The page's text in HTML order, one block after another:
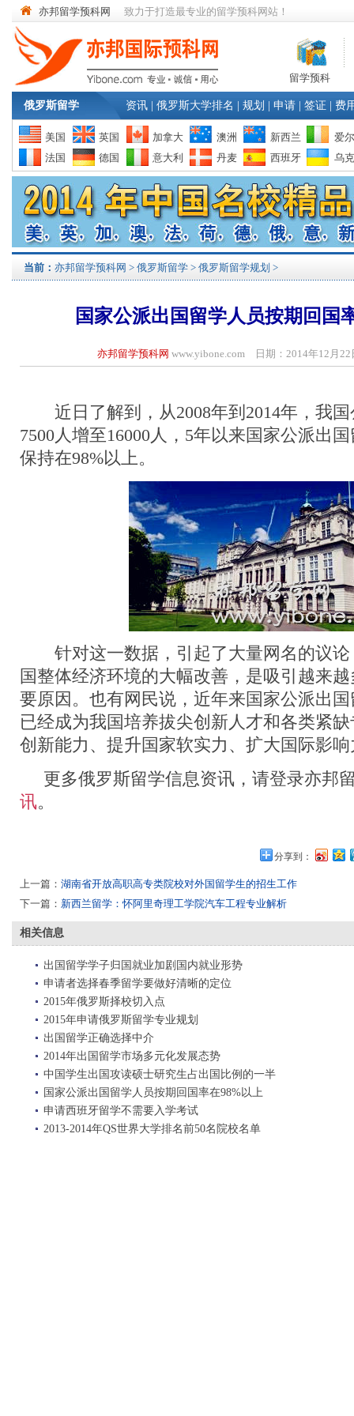
亦邦留学预科网 致力于打造最专业的留学预科网站！
留学预科
俄罗斯留学 资讯 俄罗斯大学排名 规划 申请 签证 费
美国 英国 加拿大 澳洲 新西兰
爱
法国
德国 意大利 丹麦 西班牙 乌
当前： 亦邦留学预科网 > 俄罗斯留学 > 俄罗斯留学规划 >
国家公派出国留学人员按期回国
亦邦留学预科网 www.yibone.com 日期：2014年12月
近日了解到，从2008年到2014年，我国
7500人增至16000人，5年以来国家公派出
保持在98%以上。
针对这一数据，引起了大量网名的议论
国整体经济环境的大幅改善，是吸引越来
要原因。也有网民说，近年来国家公派出
已经成为我国培养拔尖创新人才和各类紧
创新能力、提升国家软实力、扩大国际影
更多俄罗斯留学信息资讯，请登录亦邦
讯。
分享到：
上一篇： 湖南省开放高职高专类院校对外国留学生的招生工作
下一篇： 新西兰留学：怀阿里奇理工学院汽车工程专业解析
相关信息
出国留学学子归国就业加剧国内就业形势
申请者选择春季留学要做好清晰的定位
2015年俄罗斯择校切入点
2015年申请俄罗斯留学专业规划
出国留学正确选择中介
2014年出国留学市场多元化发展态势
中国学生出国攻读硕士研究生占出国比例的一半
国家公派出国留学人员按期回国率在98%以上
申请西班牙留学不需要入学考试
2013-2014年QS世界大学排名前50名院校名单